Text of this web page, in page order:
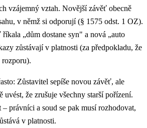
vzájemný vztah. Novější závěť obecně
v němž si odporují (§ 1575 odst. 1 OZ).
„dům dostane syn" a nová „auto
zůstávají v platnosti (za předpokladu, že
rozporu).
Zůstavitel sepíše novou závěť, ale
uvést, že zrušuje všechny starší pořízení.
právníci a soud se pak musí rozhodovat,
v platnosti.